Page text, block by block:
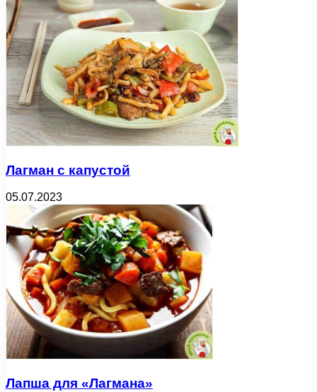
Лагман с капустой
05.07.2023
Лапша для «Лагмана»